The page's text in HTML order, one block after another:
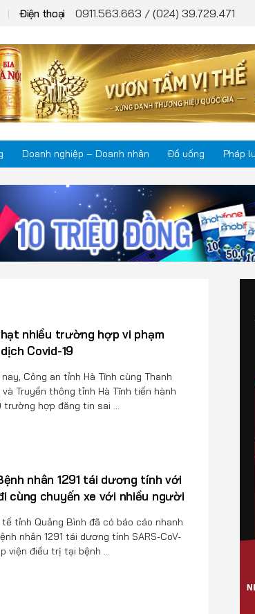
Điện thoại 0911.563.663 / (024) 39.729.471
Doanh nghiệp – Doanh nhân Đồ uống Pháp
– Doanh nhân Khoa
nhiều trường hợp vi phạm
Covid-19
Công an tỉnh Hà Tĩnh cùng Thanh
Truyền thông tỉnh Hà Tĩnh tiến hành
trường hợp đăng tin sai ...
nhân 1291 tái dương tính với
cùng chuyến xe với nhiều người
tỉnh Quảng Bình đã có báo cáo nhanh
nhân 1291 tái dương tính SARS-CoV-
viện điều trị tại bệnh ...